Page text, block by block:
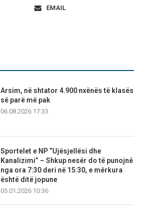
EMAIL
Arsim, në shtator 4.900 nxënës të klasës
së parë më pak
06.08.2026 17:33
Sportelet e NP “Ujësjellësi dhe
Kanalizimi” – Shkup nesër do të punojnë
nga ora 7:30 deri në 15:30, e mërkura
është ditë jopune
05.01.2026 10:36